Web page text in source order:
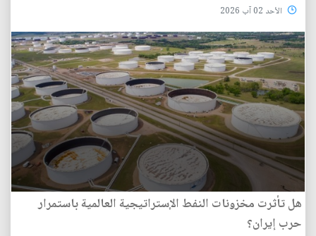
الأحد 02 آب 2026
هل تأثرت مخزونات النفط الإستراتيجية العالمية باستمرار
حرب إيران؟